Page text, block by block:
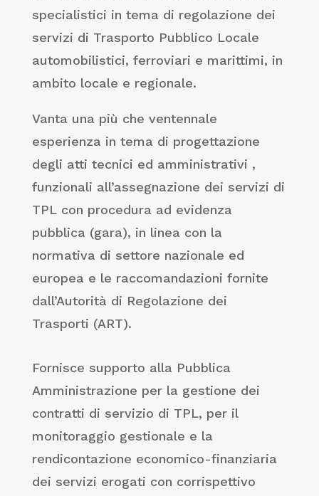
specialistici in tema di regolazione dei
servizi di Trasporto Pubblico Locale
automobilistici, ferroviari e marittimi, in
ambito locale e regionale.
Vanta una più che ventennale
esperienza in tema di progettazione
degli atti tecnici ed amministrativi ,
funzionali all’assegnazione dei servizi di
TPL con procedura ad evidenza
pubblica (gara), in linea con la
normativa di settore nazionale ed
europea e le raccomandazioni fornite
dall’Autorità di Regolazione dei
Trasporti (ART).
Fornisce supporto alla Pubblica
Amministrazione per la gestione dei
contratti di servizio di TPL, per il
monitoraggio gestionale e la
rendicontazione economico-finanziaria
dei servizi erogati con corrispettivo